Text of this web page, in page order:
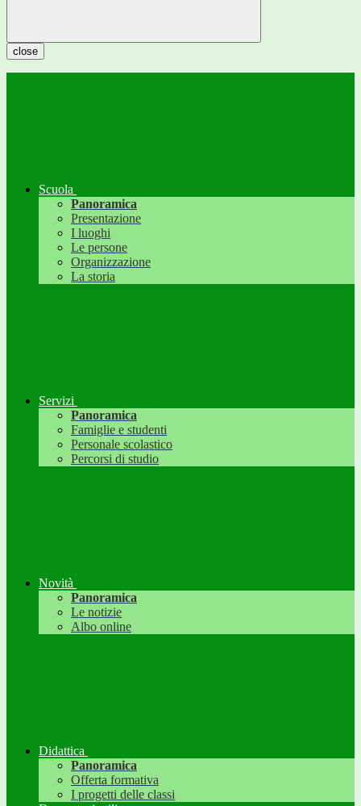
close
Scuola
Panoramica
Presentazione
I luoghi
Le persone
Organizzazione
La storia
Servizi
Panoramica
Famiglie e studenti
Personale scolastico
Percorsi di studio
Novità
Panoramica
Le notizie
Albo online
Didattica
Panoramica
Offerta formativa
I progetti delle classi